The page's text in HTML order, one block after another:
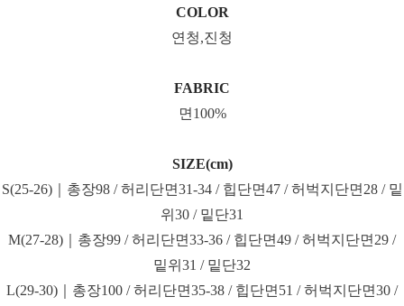
COLOR
연청,진청
FABRIC
면100%
SIZE(cm)
S(25-26)｜총장98 / 허리단면31-34 / 힙단면47 / 허벅지단면28 / 밑
위30 / 밑단31
M(27-28)｜총장99 / 허리단면33-36 / 힙단면49 / 허벅지단면29 /
밑위31 / 밑단32
L(29-30)｜총장100 / 허리단면35-38 / 힙단면51 / 허벅지단면30 /